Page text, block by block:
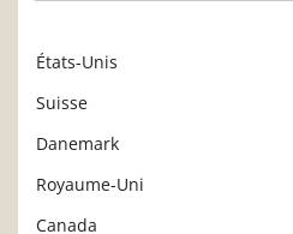
États-Unis
Suisse
Danemark
Royaume-Uni
Canada